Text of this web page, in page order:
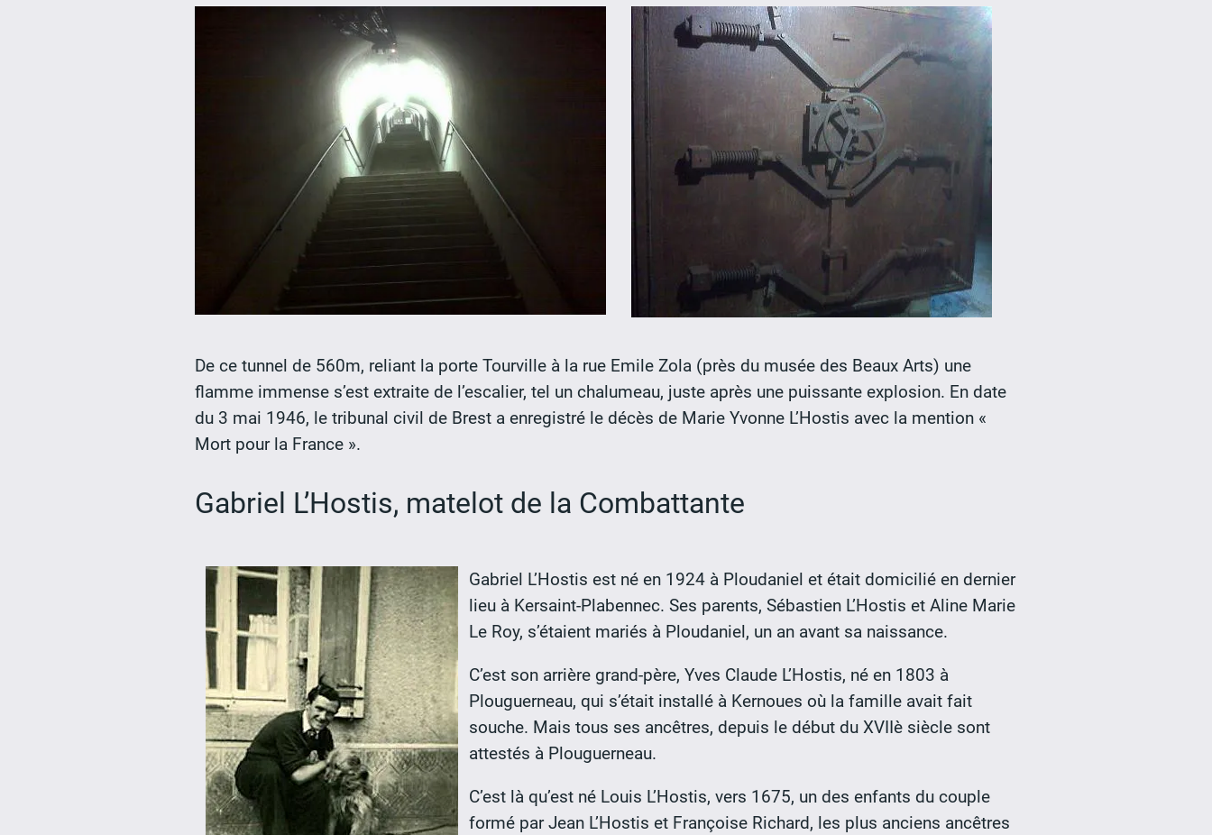
De ce tunnel de 560m, reliant la porte Tourville à la rue Emile Zola (près du musée des Beaux Arts) une
flamme immense s’est extraite de l’escalier, tel un chalumeau, juste après une puissante explosion. En date
du 3 mai 1946, le tribunal civil de Brest a enregistré le décès de Marie Yvonne L’Hostis avec la mention «
Mort pour la France ».
Gabriel L’Hostis, matelot de la Combattante
Gabriel L’Hostis est né en 1924 à Ploudaniel et était domicilié en dernier
lieu à Kersaint-Plabennec. Ses parents, Sébastien L’Hostis et Aline Marie
Le Roy, s’étaient mariés à Ploudaniel, un an avant sa naissance.
C’est son arrière grand-père, Yves Claude L’Hostis, né en 1803 à
Plouguerneau, qui s’était installé à Kernoues où la famille avait fait
souche. Mais tous ses ancêtres, depuis le début du XVIIè siècle sont
attestés à Plouguerneau.
C’est là qu’est né Louis L’Hostis, vers 1675, un des enfants du couple
formé par Jean L’Hostis et Françoise Richard, les plus anciens ancêtres